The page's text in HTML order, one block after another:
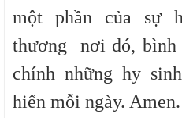
một phần của sự
thương nơi đó, bình
chính những hy
hiến mỗi ngày. Amen.